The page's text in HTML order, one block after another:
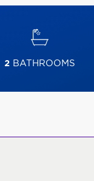
2BATHROOMS